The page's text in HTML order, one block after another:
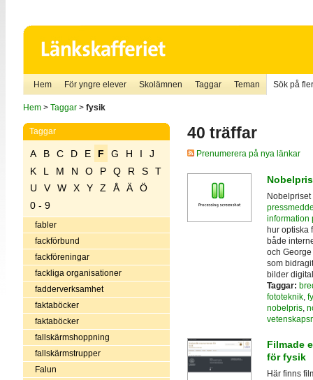
Hem För yngre elever Skolämnen Taggar Teman Sök på
Hem> Taggar> fysik
Taggar
A B C D E F G H I
J
K
L M N O P Q R S
T
U
V W X Y Z Å Ä
Ö
0 - 9
fabler
fackförbund
fackföreningar
fackliga organisationer
fadderverksamhet
faktaböcker
faktaböcker
fallskärmshoppning
fallskärmstrupper
Falun
40 träffar
Prenumerera på nya länkar
information
hur optiska
både
och
som
bilder
Taggar:
fototeknik,
nobelpris,
Filmade
för fysik
Här finns